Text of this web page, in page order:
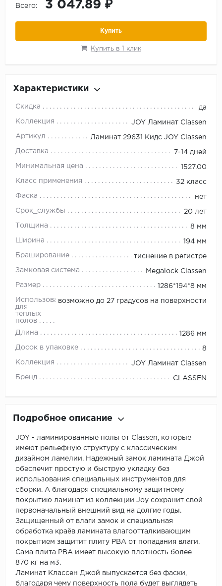
Всего: 3 047.89 ₽
Купить
Купить в 1 клик
Характеристики
Скидка да
Коллекция JOY Ламинат Classen
Артикул Ламинат 29631 Кидс JOY Classen
Доставка 7-14 дней
Минимальная цена 1527.00
Класс применения 32 класс
Фаска нет
Срок_службы 20 лет
Толщина 8 мм
Ширина 194 мм
Браширование тиснение в регистре
Замковая система Megalock Classen
Размер 1286*194*8 мм
Использование
для
теплых
полов
возможно до 27 градусов на поверхности
Длина 1286 мм
Досок в упаковке 8
Коллекция JOY Ламинат Classen
Бренд CLASSEN
Подробное описание
JOY - ламинированные полы от Classen, которые
имеют рельефную структуру с классическим
дизайном ламелии. Надежный замок ламината Джой
обеспечит простую и быструю укладку без
использования специальных инструментов для
сборки. А благодаря специальному защитному
покрытию ламинат из коллекции Joy сохранит свой
первоначальный внешний вид на долгие годы.
Защищенный от влаги замок и специальная
обработка краёв ламината влагоотталкивающим
покрытием защитит плиту РВА от попадания влаги.
Сама плита РВА имеет высокую плотность более
870 кг на м3.
Ламинат Классен Джой выпускается без фаски,
благодаря чему поверхность пола будет выглядеть